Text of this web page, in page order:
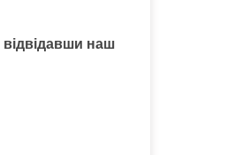
відвідавши наш